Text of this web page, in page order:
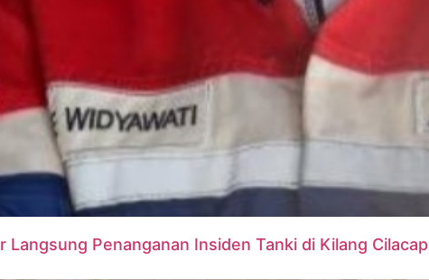
Penanganan Insiden Tanki di Kilang Cilacap